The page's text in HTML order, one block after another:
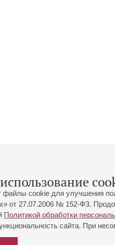
файлы cookie для улучшения
от 27.07.2006 № 152-ФЗ.
Политикой обработки
сайта. При